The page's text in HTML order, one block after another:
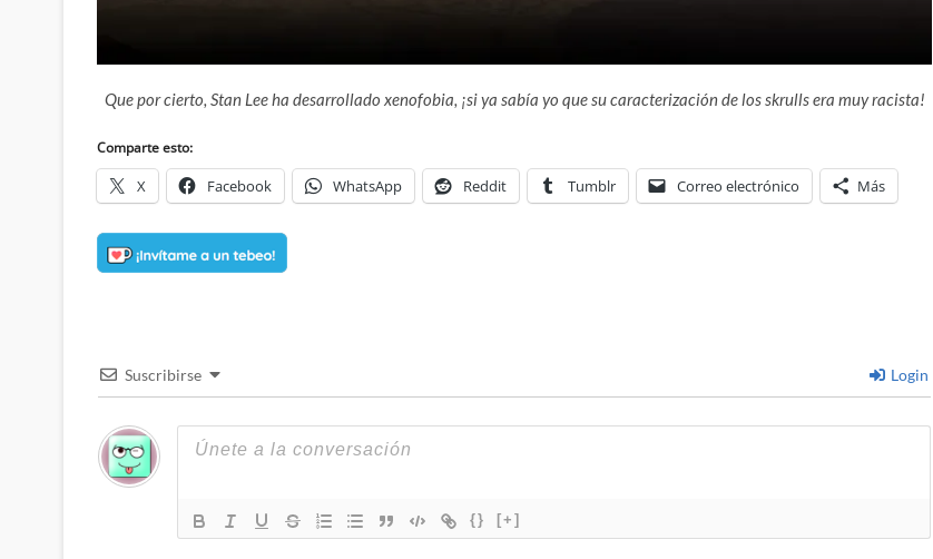
Que por cierto, Stan Lee ha desarrollado xenofobia, ¡si ya sabía yo que su caracterización de los skrulls era muy racista!
Comparte esto:
X Facebook WhatsApp Reddit Tumblr Correo electrónico Más
Suscribirse Login
{} [+]